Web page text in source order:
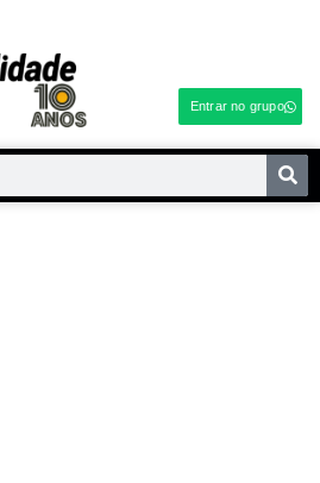
Entrar no grupo